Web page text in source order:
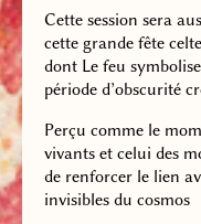
Cette session sera
cette grande fête
dont Le feu
période d’obscurité
Perçu comme le
vivants et celui des
de renforcer le lien
invisibles du cosmos